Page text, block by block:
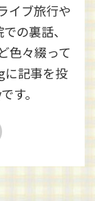
イブ旅行や
の裏話、
色々綴って
に記事を投
す。